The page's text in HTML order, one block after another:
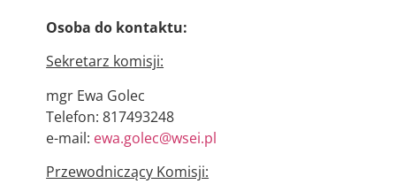
Osoba do kontaktu:
Sekretarz komisji:
mgr Ewa Golec
Telefon: 817493248
e-mail: ewa.golec@wsei.pl
Przewodniczący Komisji: